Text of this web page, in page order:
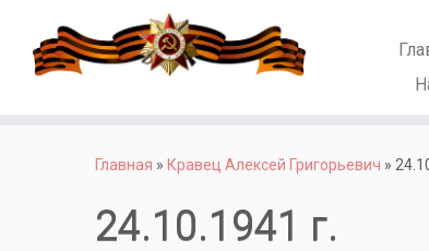
Главная » Кравец Алексей Григорьевич »
24.10.1941 г.